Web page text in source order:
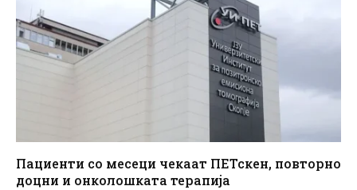
Пациенти со месеци чекаат ПЕТскен, повторно
доцни и онколошката терапија